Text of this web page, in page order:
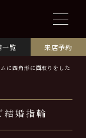
一覧 来店予約
に四角形に面取りをした
結婚指輪